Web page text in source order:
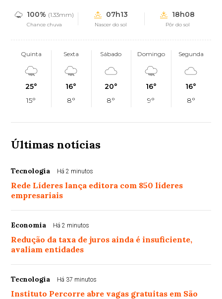
100% (1.33mm)
Chance chuva
07h13
Nascer do sol
18h08
Pôr do sol
Quinta
25°
15°
Sexta
16°
8°
Sábado
20°
8°
Domingo
16°
9°
Segunda
16°
8°
Últimas notícias
Tecnologia Há 2 minutos
Rede Líderes lança editora com 850 líderes
empresariais
Economia Há 2 minutos
Redução da taxa de juros ainda é insuficiente,
avaliam entidades
Tecnologia Há 37 minutos
Instituto Percorre abre vagas gratuitas em São